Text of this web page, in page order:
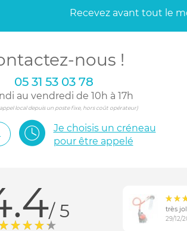
Recevez avant tout le
nous !
05 31 53 03 78
au vendredi de 10h à 17h
local depuis un poste fixe, hors coût opérateur)
Je choisis un créneau
pour être appelé
/ 5 très
29/12/